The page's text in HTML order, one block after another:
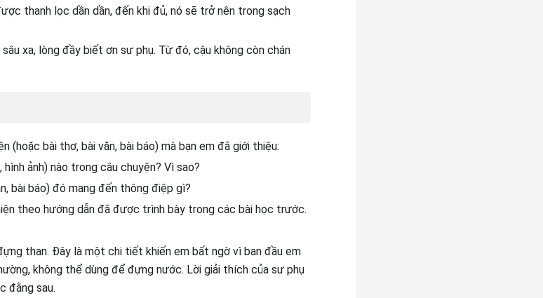
thanh lọc dần dần, đến khi đủ, nó sẽ trở nên trong sạch
xa, lòng đầy biết ơn sư phụ. Từ đó, cậu không còn chán
(hoặc bài thơ, bài văn, bài báo) mà bạn em đã giới thiệu:
ảnh) nào trong câu chuyện? Vì sao?
bài báo) đó mang đến thông điệp gì?
theo hướng dẫn đã được trình bày trong các bài học trước.
than. Đây là một chi tiết khiến em bất ngờ vì ban đầu em
không thể dùng để đựng nước. Lời giải thích của sư phụ
đằng sau.